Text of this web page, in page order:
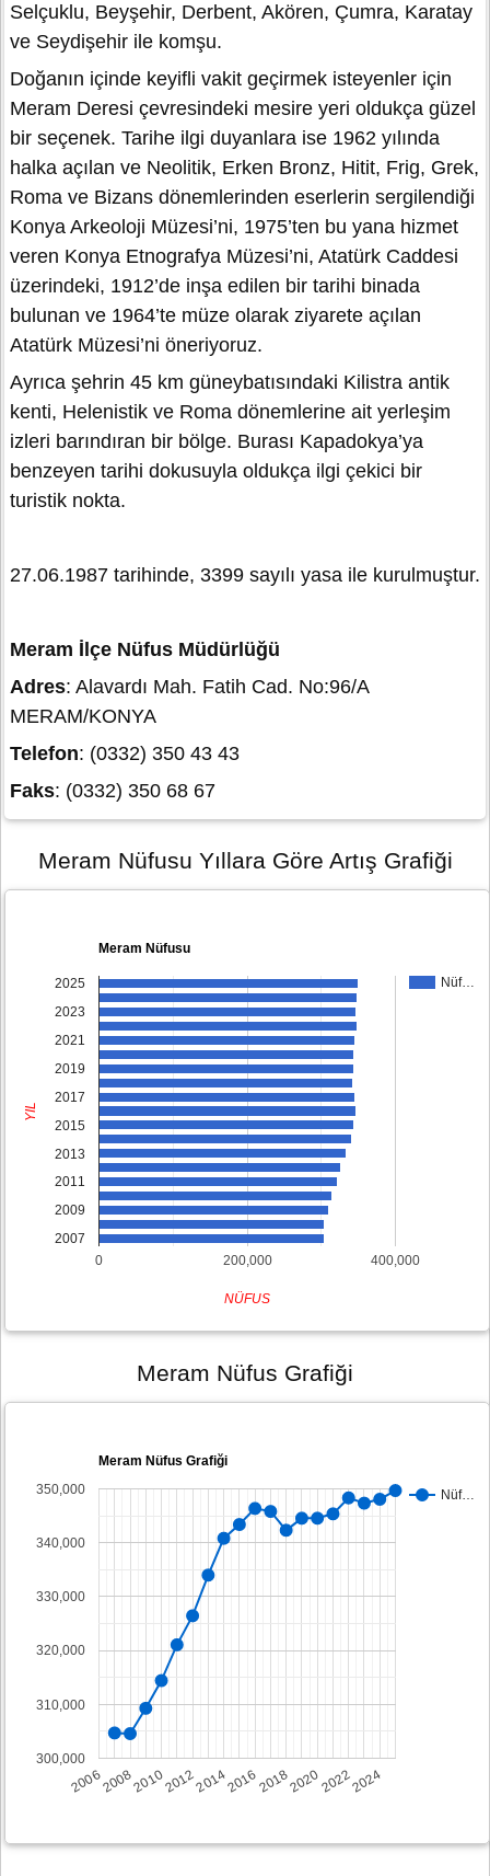
Selçuklu, Beyşehir, Derbent, Akören, Çumra, Karatay
ve Seydişehir ile komşu.
Doğanın içinde keyifli vakit geçirmek isteyenler için
Meram Deresi çevresindeki mesire yeri oldukça güzel
bir seçenek. Tarihe ilgi duyanlara ise 1962 yılında
halka açılan ve Neolitik, Erken Bronz, Hitit, Frig, Grek,
Roma ve Bizans dönemlerinden eserlerin sergilendiği
Konya Arkeoloji Müzesi’ni, 1975’ten bu yana hizmet
veren Konya Etnografya Müzesi’ni, Atatürk Caddesi
üzerindeki, 1912’de inşa edilen bir tarihi binada
bulunan ve 1964’te müze olarak ziyarete açılan
Atatürk Müzesi’ni öneriyoruz.
Ayrıca şehrin 45 km güneybatısındaki Kilistra antik
kenti, Helenistik ve Roma dönemlerine ait yerleşim
izleri barındıran bir bölge. Burası Kapadokya’ya
benzeyen tarihi dokusuyla oldukça ilgi çekici bir
turistik nokta.
27.06.1987 tarihinde, 3399 sayılı yasa ile kurulmuştur.
Meram İlçe Nüfus Müdürlüğü
Adres: Alavardı Mah. Fatih Cad. No:96/A
MERAM/KONYA
Telefon: (0332) 350 43 43
Faks: (0332) 350 68 67
Meram Nüfusu Yıllara Göre Artış Grafiği
Meram Nüfusu
Nüf…
0 200,000 400,000
2025
2023
2021
2019
2017
2015
2013
2011
2009
2007
NÜFUS
YIL
Meram Nüfus Grafiği
Meram Nüfus Grafiği
Nüf…
2006200820102012201420162018202020222024
300,000
310,000
320,000
330,000
340,000
350,000